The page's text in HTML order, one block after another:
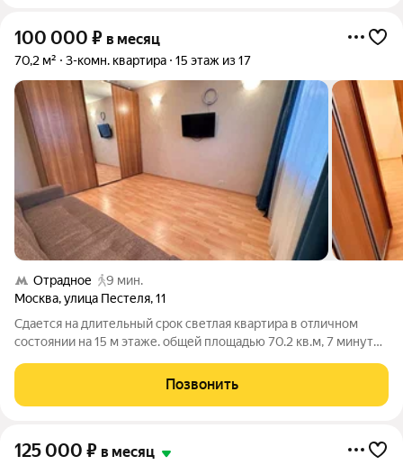
100 000 ₽ в месяц
70,2 м² 3-комн. квартира 15 этаж из 17
Отрадное
9 мин.
Москва,улица Пестеля,11
Сдается на длительный срок светлая квартира в отличном
состоянии на 15 м этаже. общей площадью 70.2 кв.м, 7 минут
кв.м оснащенная современной техникой: Индукционная
варочная панель,
Позвонить
125 000 ₽ в месяц